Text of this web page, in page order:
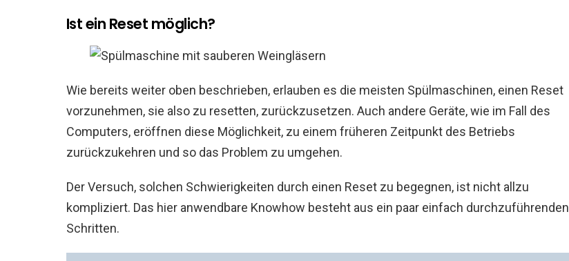
Ist ein Reset möglich?
Wie bereits weiter oben beschrieben, erlauben es die meisten Spülmaschinen, einen Reset
vorzunehmen, sie also zu resetten, zurückzusetzen. Auch andere Geräte, wie im Fall des
Computers, eröffnen diese Möglichkeit, zu einem früheren Zeitpunkt des Betriebs
zurückzukehren und so das Problem zu umgehen.
Der Versuch, solchen Schwierigkeiten durch einen Reset zu begegnen, ist nicht allzu
kompliziert. Das hier anwendbare Knowhow besteht aus ein paar einfach durchzuführenden
Schritten.